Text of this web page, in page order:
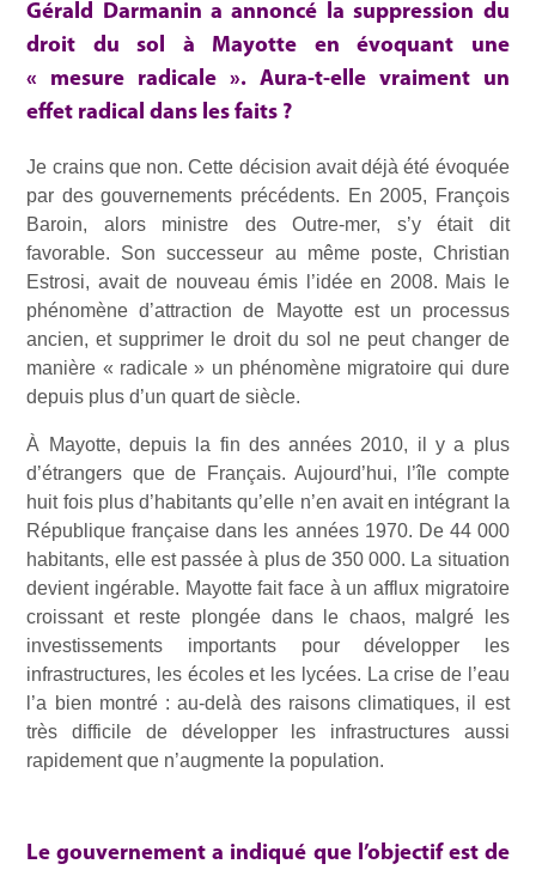
Gérald Darmanin a annoncé la suppression du
droit du sol à Mayotte en évoquant une
« mesure radicale ». Aura-t-elle vraiment un
effet radical dans les faits ?
Je crains que non. Cette décision avait déjà été évoquée
par des gouvernements précédents. En 2005, François
Baroin, alors ministre des Outre-mer, s’y était dit
favorable. Son successeur au même poste, Christian
Estrosi, avait de nouveau émis l’idée en 2008. Mais le
phénomène d’attraction de Mayotte est un processus
ancien, et supprimer le droit du sol ne peut changer de
manière « radicale » un phénomène migratoire qui dure
depuis plus d’un quart de siècle.
À Mayotte, depuis la fin des années 2010, il y a plus
d’étrangers que de Français. Aujourd’hui, l’île compte
huit fois plus d’habitants qu’elle n’en avait en intégrant la
République française dans les années 1970. De 44 000
habitants, elle est passée à plus de 350 000. La situation
devient ingérable. Mayotte fait face à un afflux migratoire
croissant et reste plongée dans le chaos, malgré les
investissements importants pour développer les
infrastructures, les écoles et les lycées. La crise de l’eau
l’a bien montré : au-delà des raisons climatiques, il est
très difficile de développer les infrastructures aussi
rapidement que n’augmente la population.
Le gouvernement a indiqué que l’objectif est de